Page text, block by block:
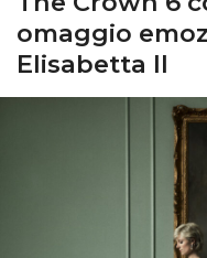
omaggio
Elisabetta II